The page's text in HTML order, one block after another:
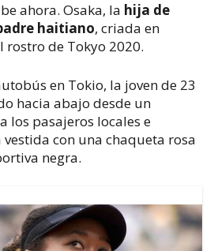
ahora. Osaka, la hija de
haitiano, criada en
rostro de Tokyo 2020.
en Tokio, la joven de 23
hacia abajo desde un
los pasajeros locales e
con una chaqueta rosa
negra.